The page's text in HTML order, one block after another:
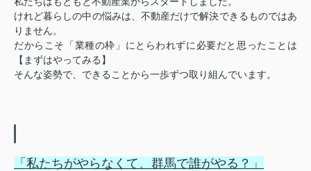
けれど暮らしの中の悩みは、不動産だけで解決できるものではあ
りません。
だからこそ「業種の枠」にとらわれずに必要だと思ったことは
【まずはやってみる】
そんな姿勢で、できることから一歩ずつ取り組んでいます。
「私たちがやらなくて、群馬で誰がやる？」